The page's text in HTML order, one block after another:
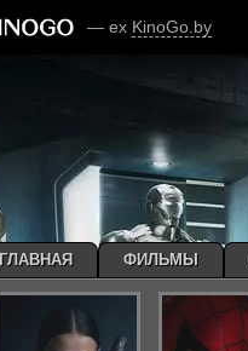
— ex KinoGo.by
ГЛАВНАЯ ФИЛЬМЫ